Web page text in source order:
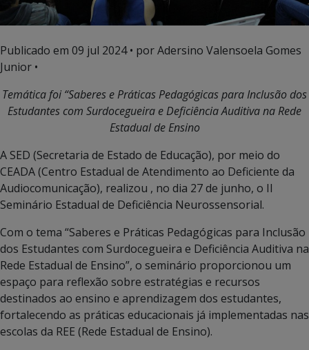
Publicado em 09 jul 2024• por Adersino Valensoela Gomes
Junior •
Temática foi “Saberes e Práticas Pedagógicas para Inclusão dos
Estudantes com Surdocegueira e Deficiência Auditiva na Rede
Estadual de Ensino
A SED (Secretaria de Estado de Educação), por meio do
CEADA (Centro Estadual de Atendimento ao Deficiente da
Audiocomunicação), realizou , no dia 27 de junho, o II
Seminário Estadual de Deficiência Neurossensorial.
Com o tema “Saberes e Práticas Pedagógicas para Inclusão
dos Estudantes com Surdocegueira e Deficiência Auditiva na
Rede Estadual de Ensino”, o seminário proporcionou um
espaço para reflexão sobre estratégias e recursos
destinados ao ensino e aprendizagem dos estudantes,
fortalecendo as práticas educacionais já implementadas nas
escolas da REE (Rede Estadual de Ensino).